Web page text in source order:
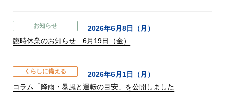
お知らせ
2026年6月8日（月）
臨時休業のお知らせ 6月19日（金）
くらしに備える
2026年6月1日（月）
コラム「降雨・暴風と運転の目安」を公開しました